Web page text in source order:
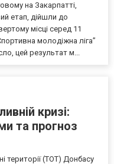
на Закарпатті,
етап, дійшли до
місці серед 11
молодіжна ліга”
цей результат м...
кризі:
та прогноз
території (ТОТ) Донбасу